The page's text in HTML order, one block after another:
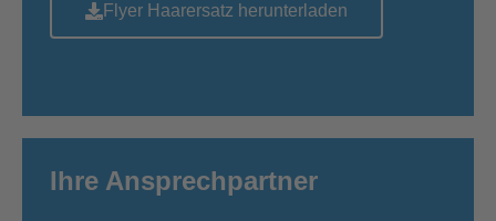
Flyer Haarersatz herunterladen
Ihre Ansprechpartner